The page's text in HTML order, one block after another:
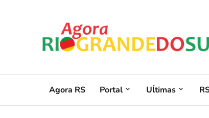
Agora RS Portal Uĺtimas